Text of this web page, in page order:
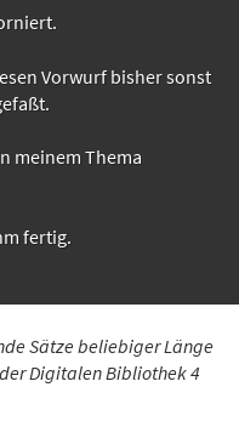
Vorwurf bisher sonst
meinem Thema
fertig.
Sätze beliebiger Länge
Digitalen Bibliothek 4